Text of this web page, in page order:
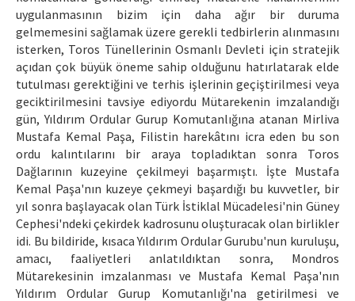
uygulanmasının bizim için daha ağır bir duruma
gelmemesini sağlamak üzere gerekli tedbirlerin alınmasını
isterken, Toros Tünellerinin Osmanlı Devleti için stratejik
açıdan çok büyük öneme sahip olduğunu hatırlatarak elde
tutulması gerektiğini ve terhis işlerinin geçiştirilmesi veya
geciktirilmesini tavsiye ediyordu Mütarekenin imzalandığı
gün, Yıldırım Ordular Gurup Komutanlığına atanan Mirliva
Mustafa Kemal Paşa, Filistin harekâtını icra eden bu son
ordu kalıntılarını bir araya topladıktan sonra Toros
Dağlarının kuzeyine çekilmeyi başarmıştı. İşte Mustafa
Kemal Paşa'nın kuzeye çekmeyi başardığı bu kuvvetler, bir
yıl sonra başlayacak olan Türk İstiklal Mücadelesi'nin Güney
Cephesi'ndeki çekirdek kadrosunu oluşturacak olan birlikler
idi. Bu bildiride, kısaca Yıldırım Ordular Gurubu'nun kuruluşu,
amacı, faaliyetleri anlatıldıktan sonra, Mondros
Mütarekesinin imzalanması ve Mustafa Kemal Paşa'nın
Yıldırım Ordular Gurup Komutanlığı'na getirilmesi ve